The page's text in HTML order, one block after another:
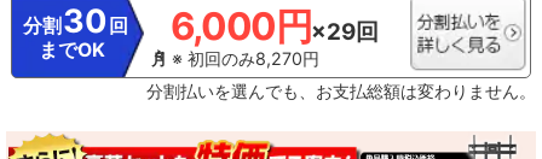
分割 30 回
までOK
6,000円×29回
※ 初回のみ8,270円
分割払いを選んでも、お支払総額は変わりません。